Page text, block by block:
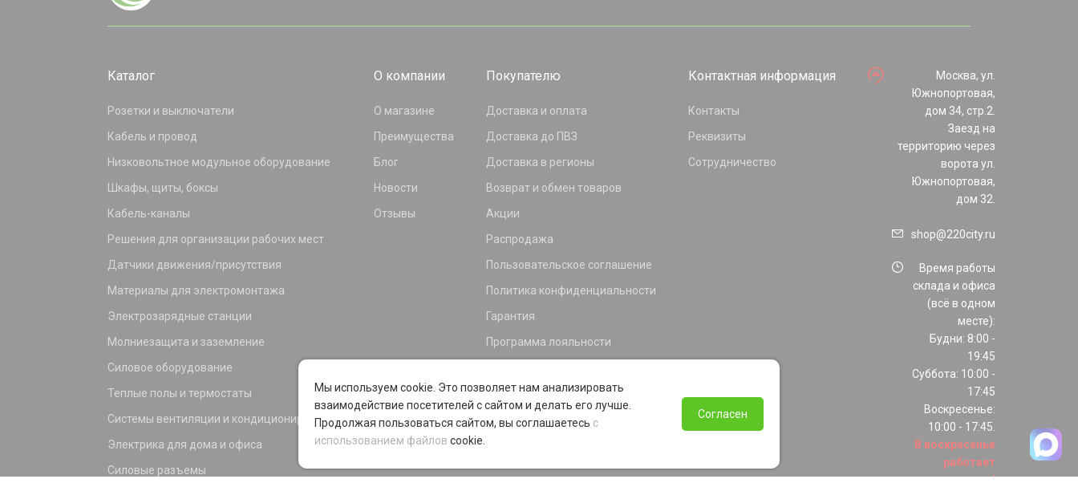
Каталог
Розетки и выключатели
Кабель и провод
Низковольтное модульное оборудование
Шкафы, щиты, боксы
Кабель-каналы
Решения для организации рабочих мест
Датчики движения/присутствия
Материалы для электромонтажа
Электрозарядные станции
Молниезащита и заземление
Силовое оборудование
Теплые полы и термостаты
Системы вентиляции и кондиционирования
Электрика для дома и офиса
Силовые разъемы
О компании
О магазине
Преимущества
Блог
Новости
Отзывы
Покупателю
Доставка и оплата
Доставка до ПВЗ
Доставка в регионы
Возврат и обмен товаров
Акции
Распродажа
Пользовательское соглашение
Политика конфиденциальности
Гарантия
Программа лояльности
Контактная информация
Контакты
Реквизиты
Сотрудничество
Москва, ул.
Южнопортовая,
дом 34, стр.2.
Заезд на
территорию через
ворота ул.
Южнопортовая,
дом 32.
shop@220city.ru
Время работы
склада и офиса
(всё в одном
месте):
Будни: 8:00 -
19:45
Суббота: 10:00 -
17:45
Воскресенье:
10:00 - 17:45.
В воскресенье
работает
только шоурум!
Мы используем cookie. Это позволяет нам анализировать
взаимодействие посетителей с сайтом и делать его лучше.
Продолжая пользоваться сайтом, вы соглашаетесь с
использованием файлов cookie.
Согласен